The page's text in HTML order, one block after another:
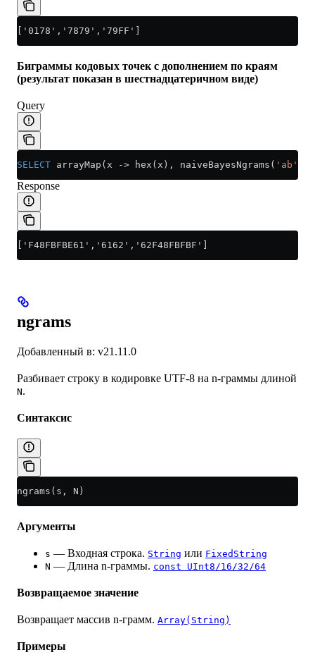
['0178','7879','79FF']
Биграммы кодовых точек с дополнением по краям
(результат показан в шестнадцатеричном виде)
Query
SELECT arrayMap(x -> hex(x), naiveBayesNgrams( 'ab'
Response
['F48FBFBE61','6162','62F48FBFBF']
ngrams
Добавленный в: v21.11.0
Разбивает строку в кодировке UTF-8 на n-граммы длиной
N.
Синтаксис
ngrams(s, N)
Аргументы
s — Входная строка. String или FixedString
N — Длина n-граммы. const UInt8/16/32/64
Возвращаемое значение
Возвращает массив n-грамм. Array(String)
Примеры